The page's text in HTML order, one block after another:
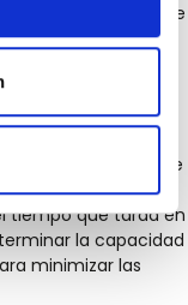
es una prueba de
la
En esta
especial
delantero del
velocidad de 25
La prueba mide
aceleración y el
tiempo que tarda en
la capacidad
minimizar las